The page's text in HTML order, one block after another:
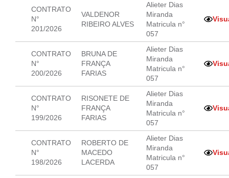
CONTRATO
N°
201/2026
VALDENOR
RIBEIRO ALVES
Alieter Dias
Miranda
Matricula n°
057
CONTRATO
N°
200/2026
BRUNA DE
FRANÇA
FARIAS
Alieter Dias
Miranda
Matricula n°
057
CONTRATO
N°
199/2026
RISONETE DE
FRANÇA
FARIAS
Alieter Dias
Miranda
Matricula n°
057
CONTRATO
N°
198/2026
ROBERTO DE
MACEDO
LACERDA
Alieter Dias
Miranda
Matricula n°
057